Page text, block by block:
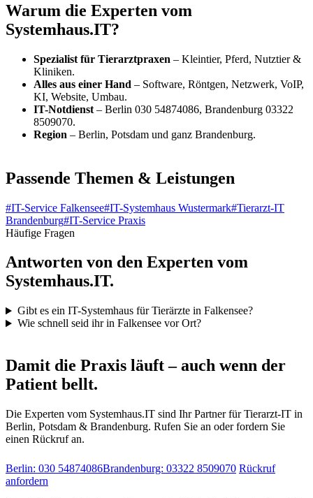
Warum die Experten vom
Systemhaus.IT?
Spezialist für Tierarztpraxen – Kleintier, Pferd, Nutztier &
Kliniken.
Alles aus einer Hand – Software, Röntgen, Netzwerk, VoIP,
KI, Website, Umbau.
IT-Notdienst – Berlin 030 54874086, Brandenburg 03322
8509070.
Region – Berlin, Potsdam und ganz Brandenburg.
Passende Themen & Leistungen
#IT-Service Falkensee#IT-Systemhaus Wustermark#Tierarzt-IT
Brandenburg#IT-Service Praxis
Häufige Fragen
Antworten von den Experten vom
Systemhaus.IT.
Gibt es ein IT-Systemhaus für Tierärzte in Falkensee?
Wie schnell seid ihr in Falkensee vor Ort?
Damit die Praxis läuft – auch wenn der
Patient bellt.
Die Experten vom Systemhaus.IT sind Ihr Partner für Tierarzt-IT in
Berlin, Potsdam & Brandenburg. Rufen Sie an oder fordern Sie
einen Rückruf an.
Berlin: 030 54874086Brandenburg: 03322 8509070 Rückruf
anfordern